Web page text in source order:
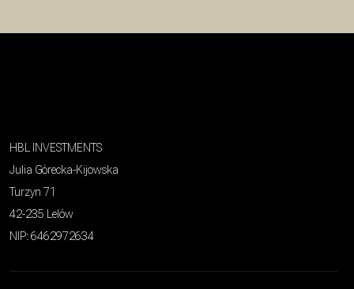
HBL INVESTMENTS
Julia Górecka-Kijowska
Turzyn 71
42-235 Lelów
NIP: 6462972634